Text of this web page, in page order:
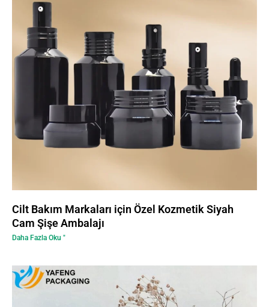
Cilt Bakım Markaları için Özel Kozmetik Siyah
Cam Şişe Ambalajı
Daha Fazla Oku "